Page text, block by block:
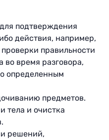
подтверждения
действия, например,
правильности
во время разговора,
определенным
предметов.
тела и очистка
решений,